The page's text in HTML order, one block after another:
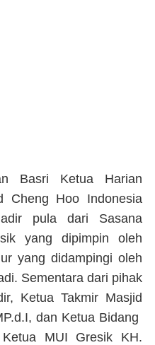
Basri Ketua Harian
Cheng Hoo Indonesia
pula dari Sasana
yang dipimpin oleh
yang didampingi oleh
Sementara dari pihak
Ketua Takmir Masjid
dan Ketua Bidang
MUI Gresik KH.